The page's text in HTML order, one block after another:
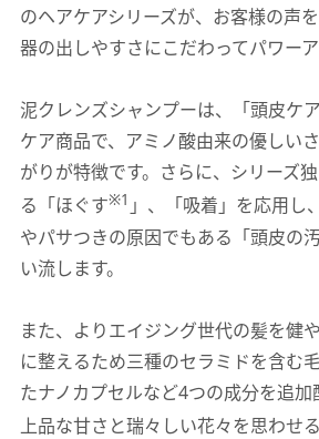
のヘアケアシリーズが、お客様の声
器の出しやすさにこだわってパワー
泥クレンズシャンプーは、「頭皮ケ
ケア商品で、アミノ酸由来の優しい
がりが特徴です。さらに、シリーズ
る「ほぐす※1 」、「吸着」を応用し
やパサつきの原因でもある「頭皮の
い流します。
また、よりエイジング世代の髪を健
に整えるため三種のセラミドを含む
たナノカプセルなど4つの成分を追加
上品な甘さと瑞々しい花々を思わせ